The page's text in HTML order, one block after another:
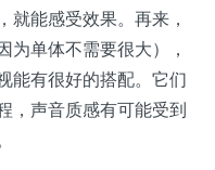
就能感受效果。再来，
为单体不需要很大），
能有很好的搭配。它们
，声音质感有可能受到